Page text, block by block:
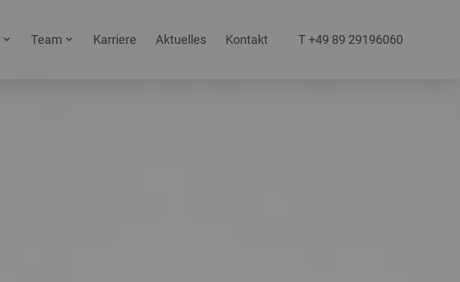
Team Karriere Aktuelles Kontakt T +49 89 29196060